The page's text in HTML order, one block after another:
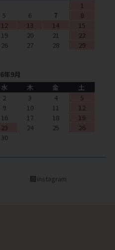
1
5 6 7
8
12 13 14
15
19 20 21
22
26 27 28
29
年9月
水 木 金
土
2 3 4
5
9 10 11
12
16 17 18
19
23 24 25
26
30
instagram